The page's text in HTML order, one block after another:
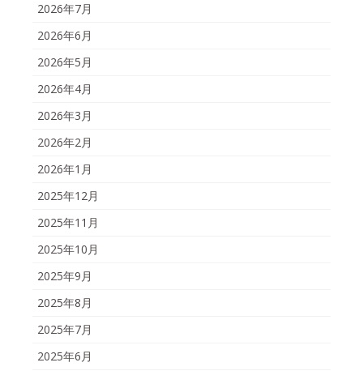
2026年7月
2026年6月
2026年5月
2026年4月
2026年3月
2026年2月
2026年1月
2025年12月
2025年11月
2025年10月
2025年9月
2025年8月
2025年7月
2025年6月